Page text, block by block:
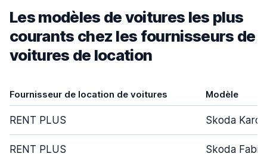
Les modèles de voitures les plus
courants chez les fournisseurs de
voitures de location
Fournisseur de location de voitures Modèle
RENT PLUS Skoda Karoq
RENT PLUS Skoda Fabia